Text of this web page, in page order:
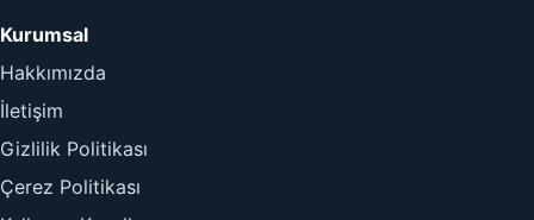
Kurumsal
Hakkımızda
İletişim
Gizlilik Politikası
Çerez Politikası